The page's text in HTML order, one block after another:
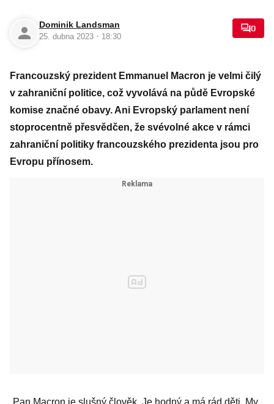
Dominik Landsman
25. dubna 2023 · 18:30
0
Francouzský prezident Emmanuel Macron je velmi čilý
v zahraniční politice, což vyvolává na půdě Evropské
komise značné obavy. Ani Evropský parlament není
stoprocentně přesvědčen, že svévolné akce v rámci
zahraniční politiky francouzského prezidenta jsou pro
Evropu přínosem.
„Pan Macron je slušný člověk. Je hodný a má rád děti. My